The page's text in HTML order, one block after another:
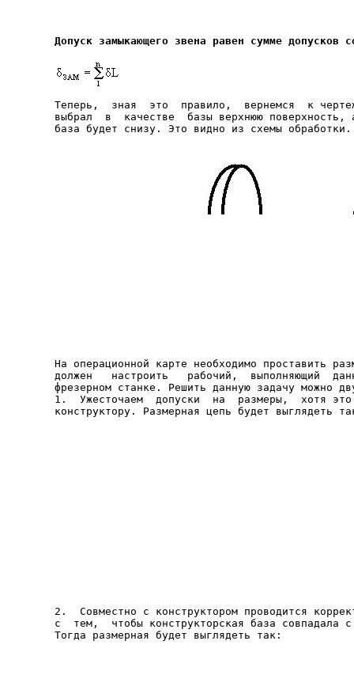
Допуск замыкающего звена равен сумме допусков
Теперь,  зная  это  правило,  вернемся  к
выбрал  в  качестве  базы верхнюю поверхность,
На операционной карте необходимо проставить
должен   настроить   рабочий,  выполняющий
фрезерном станке. Решить данную задачу можно
1.  Ужесточаем  допуски  на  размеры,  хотя это
конструктору. Размерная цепь будет выглядеть
2.  Совместно с конструктором проводится
с  тем,  чтобы конструкторская база совпадала с
Тогда размерная будет выглядеть так: